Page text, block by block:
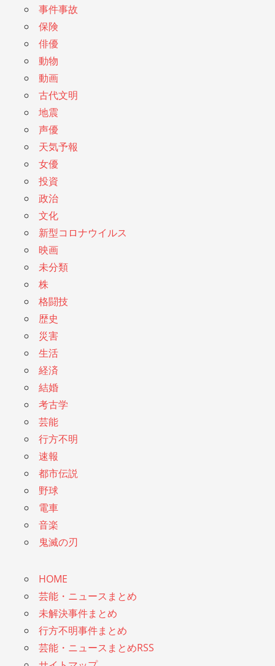
事件事故
保険
俳優
動物
動画
古代文明
地震
声優
天気予報
女優
投資
政治
文化
新型コロナウイルス
映画
未分類
株
格闘技
歴史
災害
生活
経済
結婚
考古学
芸能
行方不明
速報
都市伝説
野球
電車
音楽
鬼滅の刃
HOME
芸能・ニュースまとめ
未解決事件まとめ
行方不明事件まとめ
芸能・ニュースまとめRSS